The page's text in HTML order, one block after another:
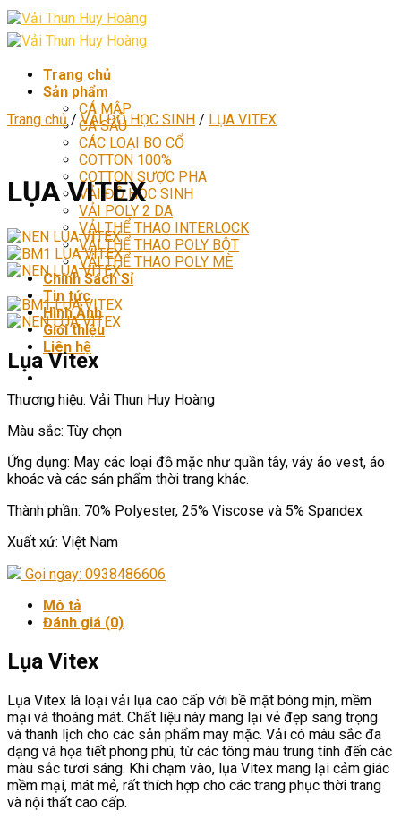
Skip
to
content
Trang chủ
Sản phẩm
CÁ MẬP
CÁ SẤU
CÁC LOẠI BO CỔ
COTTON 100%
COTTON SƯỢC PHA
VẢI ĐỒ HỌC SINH
VẢI POLY 2 DA
VẢI THỂ THAO INTERLOCK
VẢI THỂ THAO POLY BỘT
VẢI THỂ THAO POLY MÈ
Chính Sách Sỉ
Tin tức
Hình Ảnh
Giới thiệu
Liên hệ
Trang chủ / VẢI ĐỒ HỌC SINH / LỤA VITEX
LỤA VITEX
Lụa Vitex
Thương hiệu: Vải Thun Huy Hoàng
Màu sắc: Tùy chọn
Ứng dụng: May các loại đồ mặc như quần tây, váy áo vest, áo
khoác và các sản phẩm thời trang khác.
Thành phần: 70% Polyester, 25% Viscose và 5% Spandex
Xuất xứ: Việt Nam
Gọi ngay: 0938486606
Mô tả
Đánh giá (0)
Lụa Vitex
Lụa Vitex là loại vải lụa cao cấp với bề mặt bóng mịn, mềm
mại và thoáng mát. Chất liệu này mang lại vẻ đẹp sang trọng
và thanh lịch cho các sản phẩm may mặc. Vải có màu sắc đa
dạng và họa tiết phong phú, từ các tông màu trung tính đến các
màu sắc tươi sáng. Khi chạm vào, lụa Vitex mang lại cảm giác
mềm mại, mát mẻ, rất thích hợp cho các trang phục thời trang
và nội thất cao cấp.